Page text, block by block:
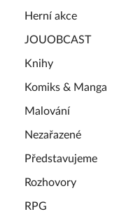
Herní akce
JOUOBCAST
Knihy
Komiks & Manga
Malování
Nezařazené
Představujeme
Rozhovory
RPG